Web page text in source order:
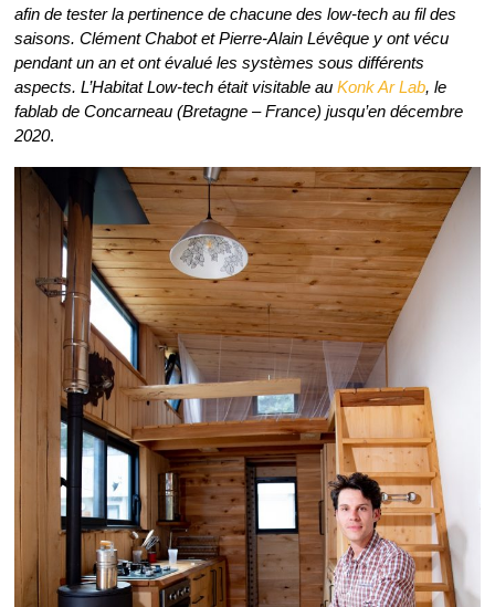
afin de tester la pertinence de chacune des low-tech au fil des
saisons. Clément Chabot et Pierre-Alain Lévêque y ont vécu
pendant un an et ont évalué les systèmes sous différents
aspects. L’Habitat Low-tech était visitable au Konk Ar Lab, le
fablab de Concarneau (Bretagne – France) jusqu’en décembre
2020.